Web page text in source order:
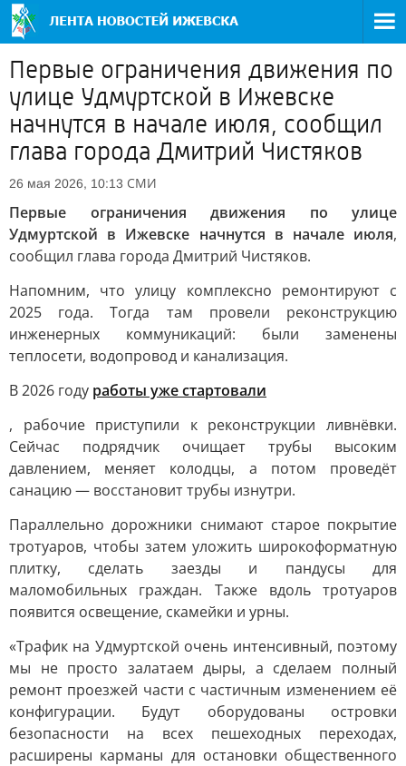
Первые ограничения движения по
улице Удмуртской в Ижевске
начнутся в начале июля, сообщил
глава города Дмитрий Чистяков
26 мая 2026, 10:13 СМИ
Первые ограничения движения по улице
Удмуртской в Ижевске начнутся в начале июля,
сообщил глава города Дмитрий Чистяков.
Напомним, что улицу комплексно ремонтируют с
2025 года. Тогда там провели реконструкцию
инженерных коммуникаций: были заменены
теплосети, водопровод и канализация.
В 2026 году работы уже стартовали
, рабочие приступили к реконструкции ливнёвки.
Сейчас подрядчик очищает трубы высоким
давлением, меняет колодцы, а потом проведёт
санацию — восстановит трубы изнутри.
Параллельно дорожники снимают старое покрытие
тротуаров, чтобы затем уложить широкоформатную
плитку, сделать заезды и пандусы для
маломобильных граждан. Также вдоль тротуаров
появится освещение, скамейки и урны.
«Трафик на Удмуртской очень интенсивный, поэтому
мы не просто залатаем дыры, а сделаем полный
ремонт проезжей части с частичным изменением её
конфигурации. Будут оборудованы островки
безопасности на всех пешеходных переходах,
расширены карманы для остановки общественного